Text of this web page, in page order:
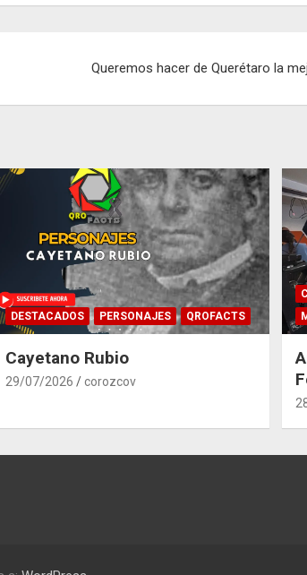
Queremos hacer de Querétaro la
DESTACADOS PERSONAJES QROFACTS
Cayetano Rubio
29/07/2026 corozcov